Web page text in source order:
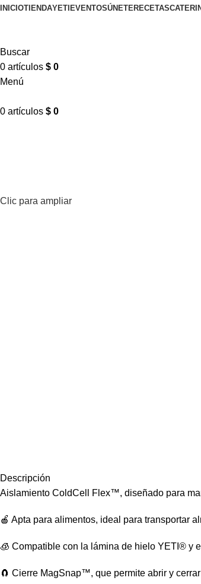
INICIOTIENDAYETI EVENTOSÚNETERECETAS
Buscar
0 artículos $ 0
Menú
0 artículos $ 0
Clic para ampliar
Descripción
Aislamiento ColdCell Flex™, diseñado para
🍎 Apta para alimentos, ideal para transportar
🧊 Compatible con la lámina de hielo YETI® y
🧲 Cierre MagSnap™, que permite abrir y